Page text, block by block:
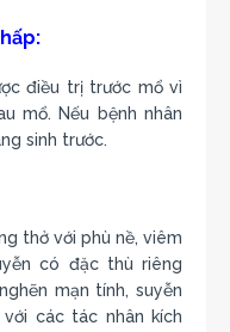
điều trị trước mổ vì
mổ. Nếu bệnh nhân
sinh trước.
thở với phù nề, viêm
có đặc thù riêng
mạn tính, suyễn
các tác nhân kích